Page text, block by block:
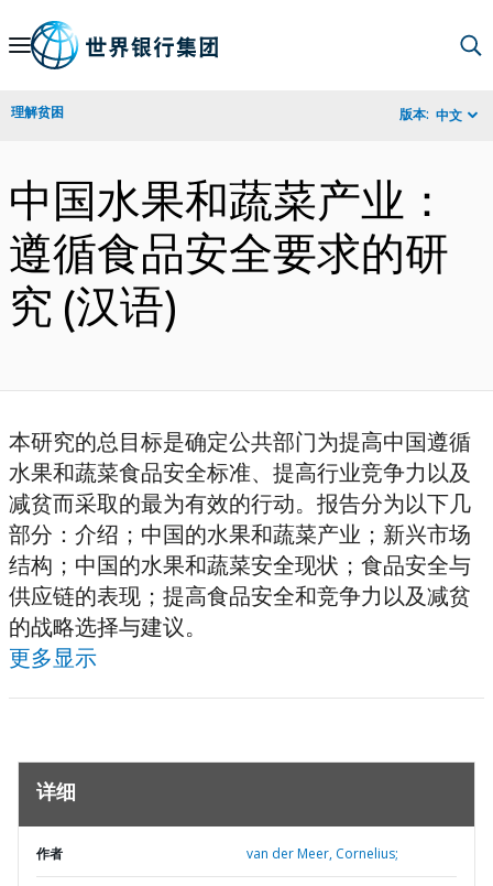
Skip
Navigation
理解贫困 版本: 中文
中国水果和蔬菜产业：
遵循食品安全要求的研
究 (汉语)
本研究的总目标是确定公共部门为提高中国遵循
水果和蔬菜食品安全标准、提高行业竞争力以及
减贫而采取的最为有效的行动。报告分为以下几
部分：介绍；中国的水果和蔬菜产业；新兴市场
结构；中国的水果和蔬菜安全现状；食品安全与
供应链的表现；提高食品安全和竞争力以及减贫
的战略选择与建议。
更多显示
详细
作者 van der Meer, Cornelius;